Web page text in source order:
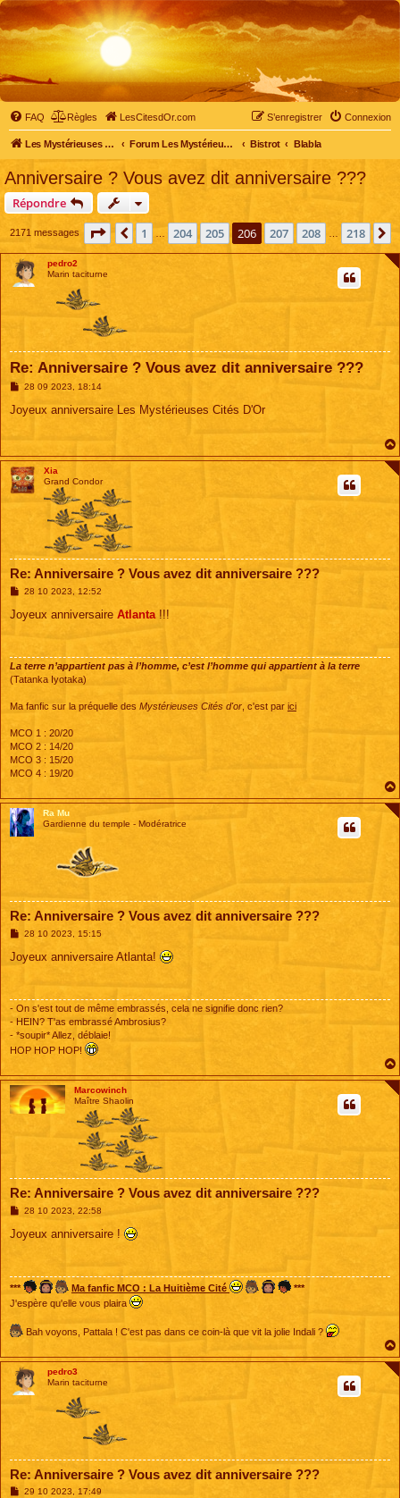
FAQ Règles LesCitesdOr.com Connexion
S’enregistrer
Les Mystérieuses Cités d'Or - LesCitesdOr.com Forum Les Mystérieuses Cités d'Or Bistrot Blabla
Anniversaire ? Vous avez dit anniversaire ???
Répondre
2171 messages Page 206 sur218
Précédente
1 204 205 206 207 208 218
pedro2
Marin taciturne
Re: Anniversaire ? Vous avez dit anniversaire ???
M
s
s
28 09 2023, 18:14
Joyeux anniversaire Les Mystérieuses Cités D'Or
Xia
Grand Condor
Re: Anniversaire ? Vous avez dit anniversaire ???
M
s
s
28 10 2023, 12:52
Joyeux anniversaire Atlanta !!!
La terre n’appartient pas à l’homme, c’est l’homme qui appartient à la terre
(Tatanka Iyotaka)
Ma fanfic sur la préquelle des Mystérieuses Cités d'or , c'est par ici
MCO 1 : 20/20
MCO 2 : 14/20
MCO 3 : 15/20
MCO 4 : 19/20
Ra Mu
Gardienne du temple - Modératrice
Re: Anniversaire ? Vous avez dit anniversaire ???
M
s
s
28 10 2023, 15:15
Joyeux anniversaire Atlanta!
- On s'est tout de même embrassés, cela ne signifie donc rien?
- HEIN? T'as embrassé Ambrosius?
- *soupir* Allez, déblaie!
HOP HOP HOP!
Marcowinch
Maître Shaolin
Re: Anniversaire ? Vous avez dit anniversaire ???
M
s
s
28 10 2023, 22:58
Joyeux anniversaire !
*** Ma fanfic MCO : La Huitième Cité
***
J'espère qu'elle vous plaira
Bah voyons, Pattala ! C'est pas dans ce coin-là que vit la jolie Indali ?
pedro3
Marin taciturne
Re: Anniversaire ? Vous avez dit anniversaire ???
M29 10 2023, 17:49